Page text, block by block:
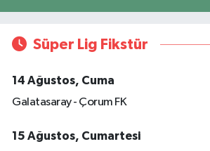
Süper Lig Fikstür
14 Ağustos, Cuma
Galatasaray - Çorum FK
15 Ağustos, Cumartesi